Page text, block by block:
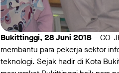
Bukittinggi, 28 Juni 2018– GO-
membantu para pekerja sektor
teknologi. Sejak hadir di Kota